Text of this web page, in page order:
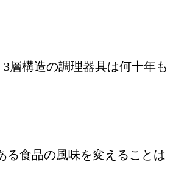
層構造の調理器具は何十年も
る食品の風味を変えることは